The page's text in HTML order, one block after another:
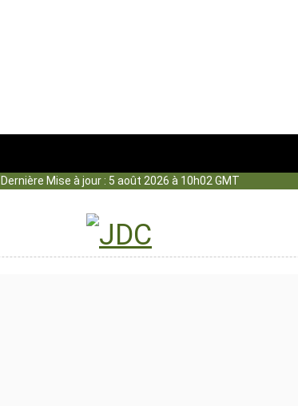
Dernière Mise à jour : 5 août 2026 à 10h02 GMT